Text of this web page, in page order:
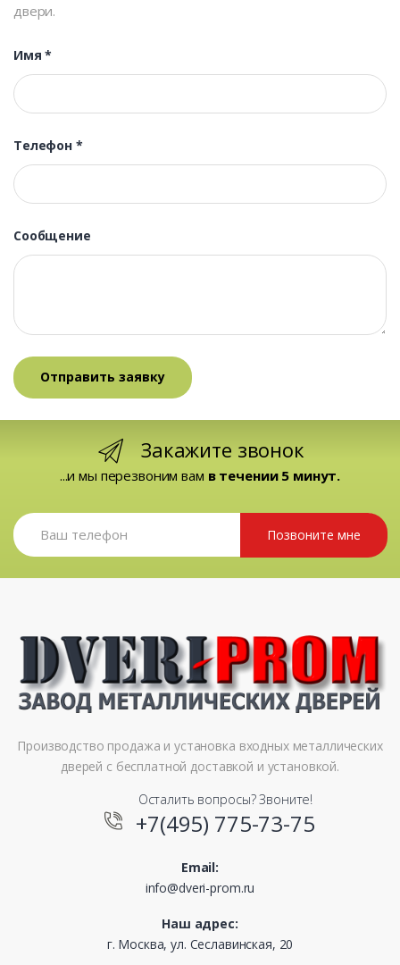
двери.
Имя*
Телефон *
Сообщение
Закажите звонок
...и мы перезвоним вам в течении 5 минут.
Позвоните мне
Производство продажа и установка входных металлических
дверей с бесплатной доставкой и установкой.
Осталить вопросы? Звоните!
+7(495) 775-73-75
Email:
info@dveri-prom.ru
Наш адрес:
г. Москва, ул. Сеславинская, 20